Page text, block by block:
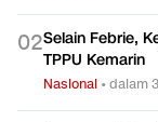
02Selain Febrie,
TPPU Kemarin
Nasional •dalam